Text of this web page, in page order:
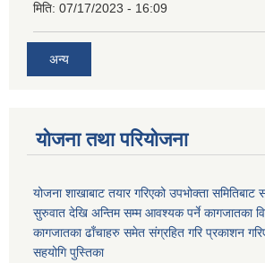
मिति: 07/17/2023 - 16:09
अन्य
योजना तथा परियोजना
योजना शाखाबाट तयार गरिएको उपभोक्ता
सुरुवात देखि अन्तिम सम्म आवश्यक पर्ने कागजातका
कागजातका ढाँचाहरु समेत संग्रहित गरि प्रकाशन
सहयोगि पुस्तिका